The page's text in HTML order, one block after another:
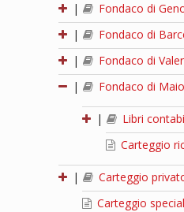
|
Fondaco di
|
Fondaco di
|
Fondaco di
|
Fondaco di
|
Libri
Carteggio
|
Carteggio
Carteggio